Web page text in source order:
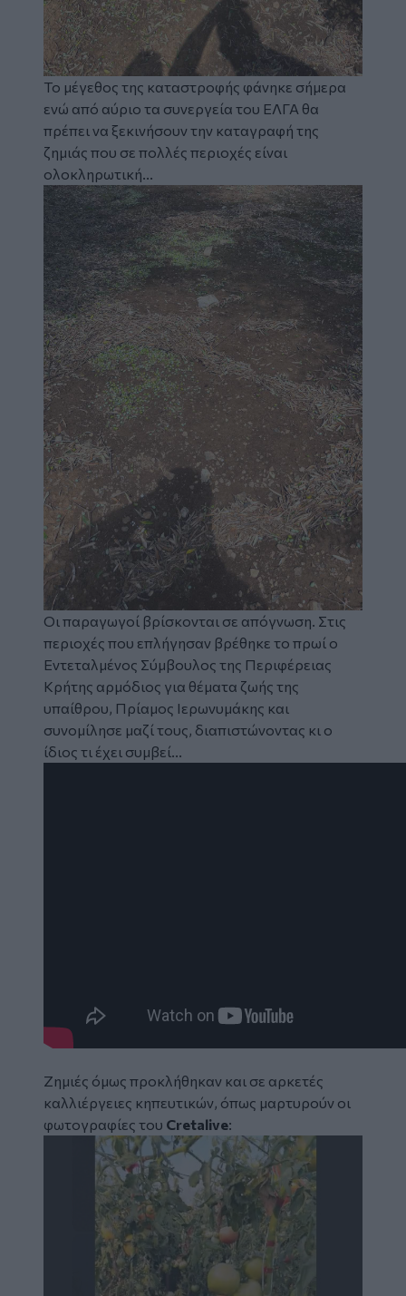
Το μέγεθος της καταστροφής φάνηκε σήμερα
ενώ από αύριο τα συνεργεία του ΕΛΓΑ θα
πρέπει να ξεκινήσουν την καταγραφή της
ζημιάς που σε πολλές περιοχές είναι
ολοκληρωτική...
Οι παραγωγοί βρίσκονται σε απόγνωση. Στις
περιοχές που επλήγησαν βρέθηκε το πρωί ο
Εντεταλμένος Σύμβουλος της Περιφέρειας
Κρήτης αρμόδιος για θέματα ζωής της
υπαίθρου, Πρίαμος Ιερωνυμάκης και
συνομίλησε μαζί τους, διαπιστώνοντας κι ο
ίδιος τι έχει συμβεί...
Zημιές όμως προκλήθηκαν και σε αρκετές
καλλιέργειες κηπευτικών, όπως μαρτυρούν οι
φωτογραφίες του Cretalive: